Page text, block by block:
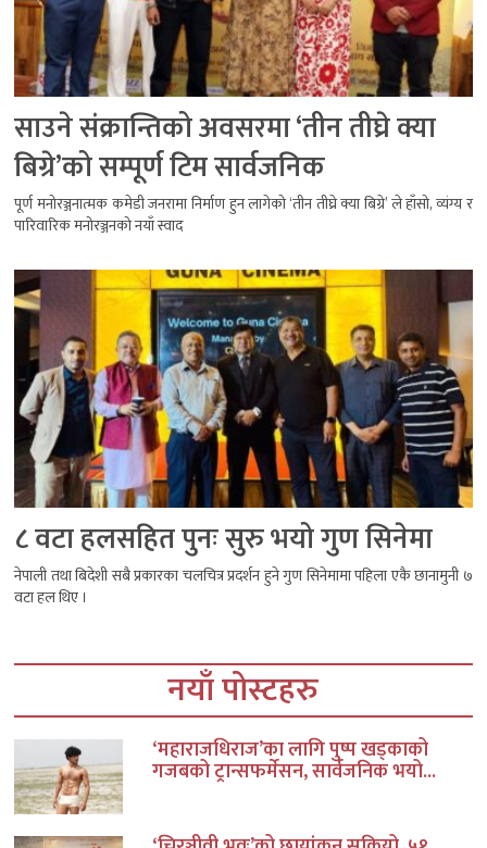
साउने संक्रान्तिको अवसरमा ‘तीन तीघ्रे क्या
बिग्रे’को सम्पूर्ण टिम सार्वजनिक
पूर्ण मनोरञ्जनात्मक कमेडी जनरामा निर्माण हुन लागेको ‘तीन तीघ्रे क्या बिग्रे’ ले हाँसो, व्यंग्य र
पारिवारिक मनोरञ्जनको नयाँ स्वाद
८ वटा हलसहित पुनः सुरु भयो गुण सिनेमा
नेपाली तथा बिदेशी सबै प्रकारका चलचित्र प्रदर्शन हुने गुण सिनेमामा पहिला एकै छानामुनी ७
वटा हल थिए ।
नयाँ पोस्टहरु
‘महाराजधिराज’का लागि पुष्प खड्काको
गजबको ट्रान्सफर्मेसन, सार्वजनिक भयो...